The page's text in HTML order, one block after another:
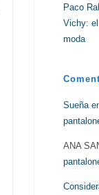
Paco
Vichy:
moda
Sueña
ANA